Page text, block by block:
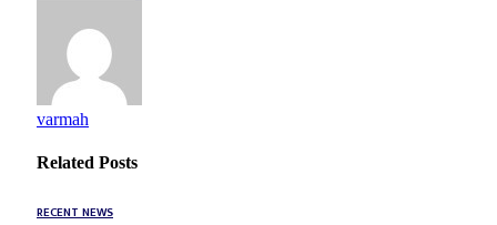
varmah
Related Posts
RECENT NEWS